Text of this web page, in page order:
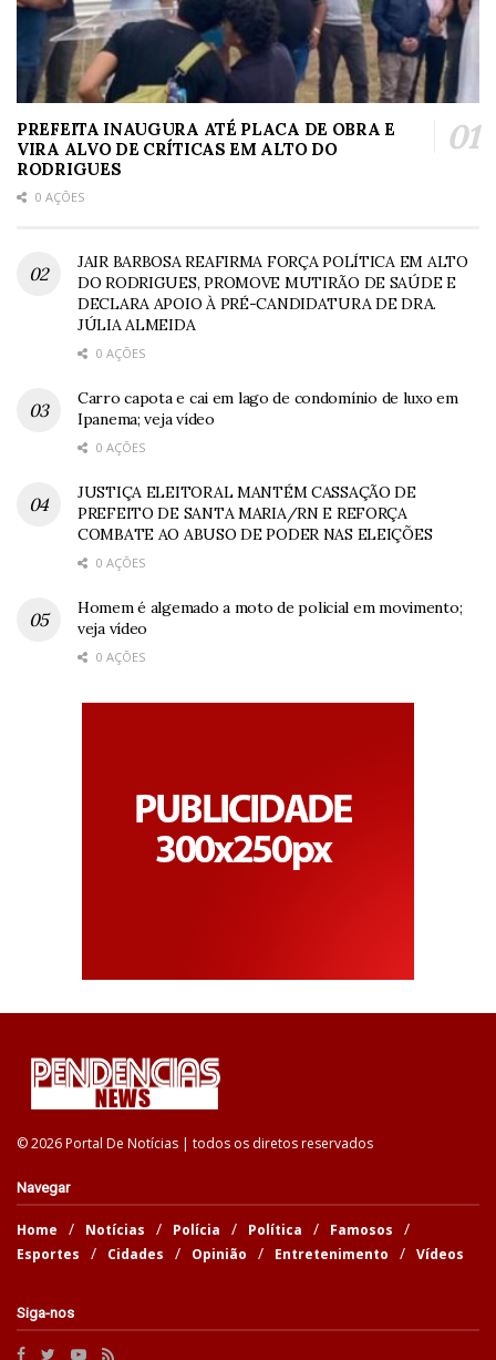
PREFEITA INAUGURA ATÉ PLACA DE OBRA E
VIRA ALVO DE CRÍTICAS EM ALTO DO
RODRIGUES
0 AÇÕES
JAIR BARBOSA REAFIRMA FORÇA POLÍTICA EM ALTO
DO RODRIGUES, PROMOVE MUTIRÃO DE SAÚDE E
DECLARA APOIO À PRÉ-CANDIDATURA DE DRA.
JÚLIA ALMEIDA
0 AÇÕES
Carro capota e cai em lago de condomínio de luxo em
Ipanema; veja vídeo
0 AÇÕES
JUSTIÇA ELEITORAL MANTÉM CASSAÇÃO DE
PREFEITO DE SANTA MARIA/RN E REFORÇA
COMBATE AO ABUSO DE PODER NAS ELEIÇÕES
0 AÇÕES
Homem é algemado a moto de policial em movimento;
veja vídeo
0 AÇÕES
© 2026 Portal De Notícias | todos os diretos reservados
Navegar
Home Notícias Polícia Política
Famosos
Esportes
Cidades Opinião Entretenimento Vídeos
Siga-nos